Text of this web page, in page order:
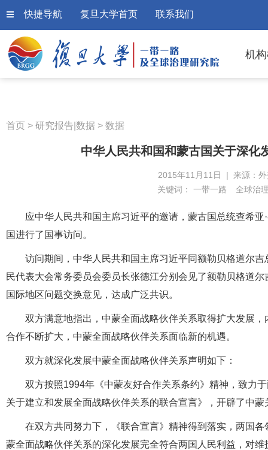
快捷导航 复旦大学首页 联系我们
机
首页 > 研究报告|数据 > 数据
中华人民共和国和蒙古国关于深化
2015年11月11日 | 来源：
关键词： 一带一路 全球治
应中华人民共和国主席习近平的邀请，蒙古国总统查希
国进行了国事访问。
访问期间，中华人民共和国主席习近平同额勒贝格道尔
民代表大会常务委员会委员长张德江分别会见了额勒贝格道
国际地区问题交换意见，达成广泛共识。
双方满意地指出，中蒙全面战略伙伴关系取得扩大发展
合作不断扩大，中蒙全面战略伙伴关系面临新的机遇。
双方就深化发展中蒙全面战略伙伴关系声明如下：
双方按照1994年《中蒙友好合作关系条约》精神，致力
关于建立和发展全面战略伙伴关系的联合宣言》，开辟了中
在双方共同努力下，《联合宣言》精神得到落实，两国
蒙全面战略伙伴关系的深化发展完全符合两国人民利益，对